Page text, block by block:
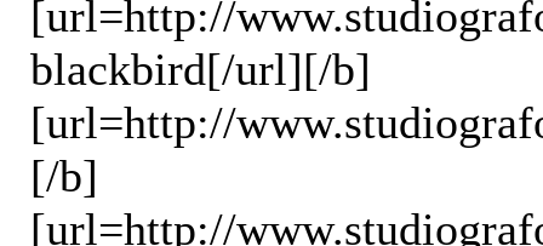
[url=http://
[url=http://
[/b]
[url=http://